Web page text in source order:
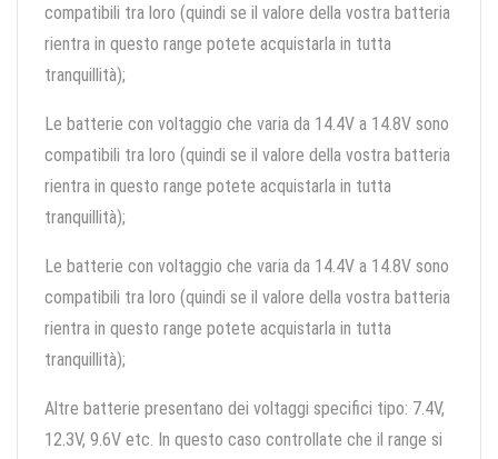
compatibili tra loro (quindi se il valore della vostra batteria
rientra in questo range potete acquistarla in tutta
tranquillità);
Le batterie con voltaggio che varia da 14.4V a 14.8V sono
compatibili tra loro (quindi se il valore della vostra batteria
rientra in questo range potete acquistarla in tutta
tranquillità);
Le batterie con voltaggio che varia da 14.4V a 14.8V sono
compatibili tra loro (quindi se il valore della vostra batteria
rientra in questo range potete acquistarla in tutta
tranquillità);
Altre batterie presentano dei voltaggi specifici tipo: 7.4V,
12.3V, 9.6V etc. In questo caso controllate che il range si